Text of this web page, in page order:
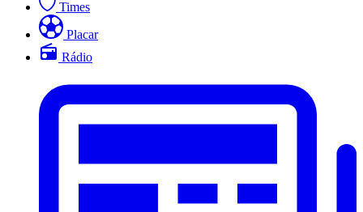
Times
Placar
Rádio